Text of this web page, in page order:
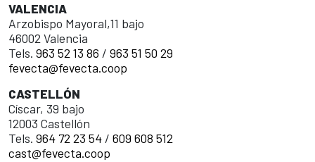
VALENCIA
Arzobispo Mayoral,11 bajo
46002 Valencia
Tels. 963 52 13 86 / 963 51 50 29
fevecta@fevecta.coop
CASTELLÓN
Císcar, 39 bajo
12003 Castellón
Tels. 964 72 23 54/ 609 608 512
cast@fevecta.coop